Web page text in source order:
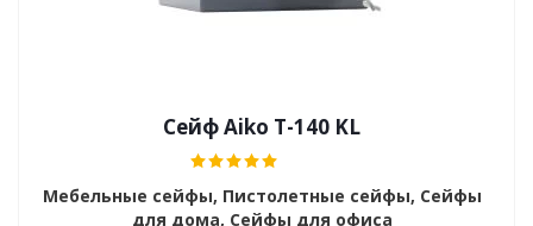
Сейф Aiko T-140 KL
Мебельные сейфы, Пистолетные сейфы, Сейфы
для дома, Сейфы для офиса